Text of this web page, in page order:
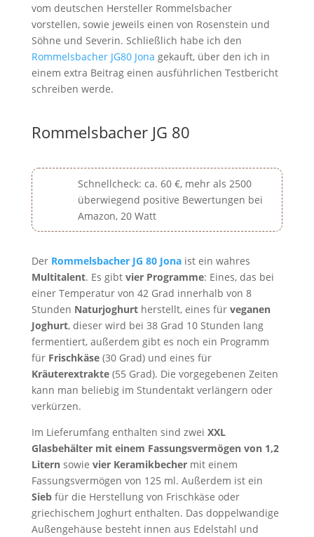
vom deutschen Hersteller Rommelsbacher
vorstellen, sowie jeweils einen von Rosenstein und
Söhne und Severin. Schließlich habe ich den
Rommelsbacher JG80 Jona gekauft, über den ich in
einem extra Beitrag einen ausführlichen Testbericht
schreiben werde.
Rommelsbacher JG 80
Schnellcheck: ca. 60 €, mehr als 2500
überwiegend positive Bewertungen bei
Amazon, 20 Watt
DerRommelsbacher JG 80 Jona ist ein wahres
Multitalent. Es gibt vier Programme: Eines, das bei
einer Temperatur von 42 Grad innerhalb von 8
Stunden Naturjoghurtherstellt, eines für veganen
Joghurt, dieser wird bei 38 Grad 10 Stunden lang
fermentiert, außerdem gibt es noch ein Programm
für Frischkäse(30 Grad) und eines für
Kräuterextrakte(55 Grad). Die vorgegebenen Zeiten
kann man beliebig im Stundentakt verlängern oder
verkürzen.
Im Lieferumfang enthalten sind zwei XXL
Glasbehälter mit einem Fassungsvermögen von 1,2
Liternsowie vier Keramikbechermit einem
Fassungsvermögen von 125 ml. Außerdem ist ein
Siebfür die Herstellung von Frischkäse oder
griechischem Joghurt enthalten. Das doppelwandige
Außengehäuse besteht innen aus Edelstahl und